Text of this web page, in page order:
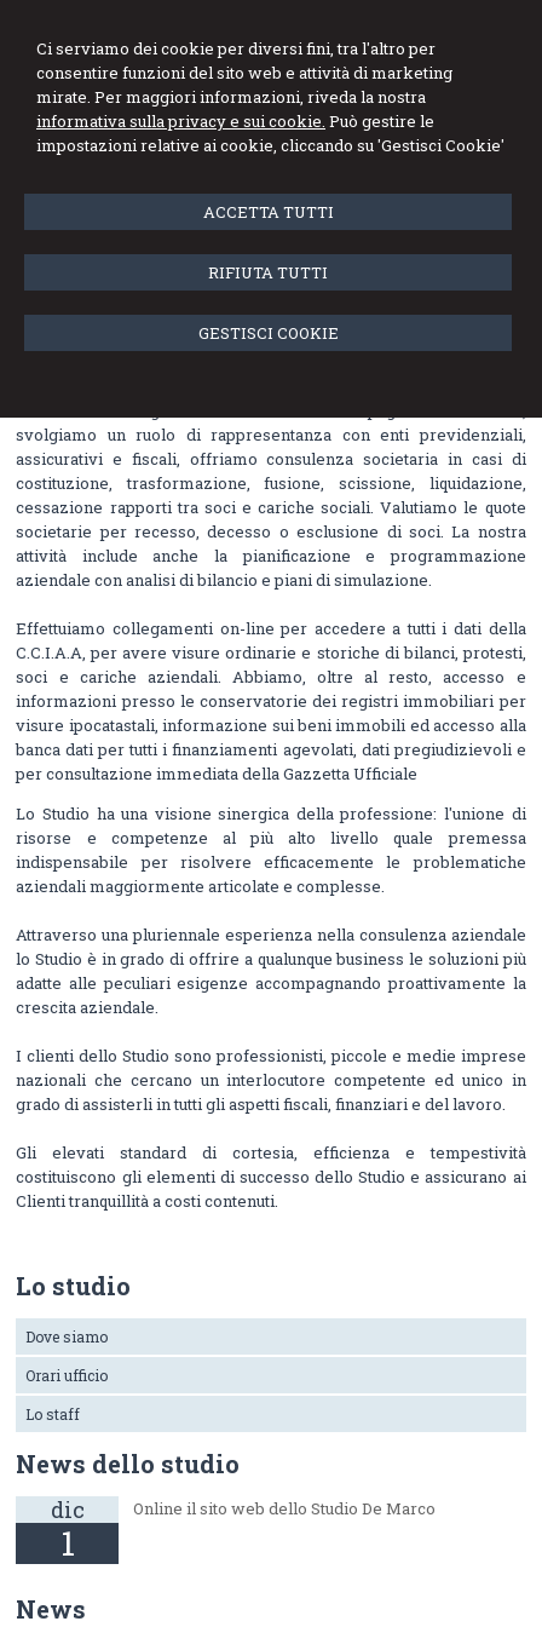
Ci serviamo dei cookie per diversi fini, tra l'altro per
consentire funzioni del sito web e attività di marketing
mirate. Per maggiori informazioni, riveda la nostra
informativa sulla privacy e sui cookie. Può gestire le
impostazioni relative ai cookie, cliccando su 'Gestisci Cookie'
ACCETTA TUTTI
RIFIUTA TUTTI
GESTISCI COOKIE
DE MARCO GENNARO
Studio di Consulenza Fiscale e del Lavoro
Il nostro Studio fornisce consulenza ed assistenza contabile fiscale
e gestionale, in particolar modo ci occupiamo di tenuta contabilità
autotutela, conciliazioni, eredità, successioni, divisioni
svolgiamo un ruolo di rappresentanza con enti previdenziali,
assicurativi e fiscali, offriamo consulenza societaria in casi di
costituzione, trasformazione, fusione, scissione, liquidazione,
cessazione rapporti tra soci e cariche sociali. Valutiamo le quote
societarie per recesso, decesso o esclusione di soci. La nostra
attività include anche la pianificazione e programmazione
aziendale con analisi di bilancio e piani di simulazione.
Effettuiamo collegamenti on-line per accedere a tutti i dati della
C.C.I.A.A, per avere visure ordinarie e storiche di bilanci, protesti,
soci e cariche aziendali. Abbiamo, oltre al resto, accesso e
informazioni presso le conservatorie dei registri immobiliari per
visure ipocatastali, informazione sui beni immobili ed accesso alla
banca dati per tutti i finanziamenti agevolati, dati pregiudizievoli e
per consultazione immediata della Gazzetta Ufficiale
Lo Studio ha una visione sinergica della professione: l'unione di
risorse e competenze al più alto livello quale premessa
indispensabile per risolvere efficacemente le problematiche
aziendali maggiormente articolate e complesse.
Attraverso una pluriennale esperienza nella consulenza aziendale
lo Studio è in grado di offrire a qualunque business le soluzioni più
adatte alle peculiari esigenze accompagnando proattivamente la
crescita aziendale.
I clienti dello Studio sono professionisti, piccole e medie imprese
nazionali che cercano un interlocutore competente ed unico in
grado di assisterli in tutti gli aspetti fiscali, finanziari e del lavoro.
Gli elevati standard di cortesia, efficienza e tempestività
costituiscono gli elementi di successo dello Studio e assicurano ai
Clienti tranquillità a costi contenuti.
Lo studio
Dove siamo
Orari ufficio
Lo staff
News dello studio
dic
1
Online il sito web dello Studio De Marco
News